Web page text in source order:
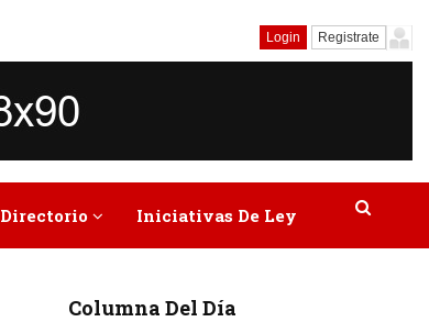
Login Registrate
Directorio Iniciativas De Ley
Columna Del Día